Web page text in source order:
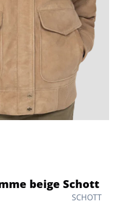
SCHOTT
beige Schott